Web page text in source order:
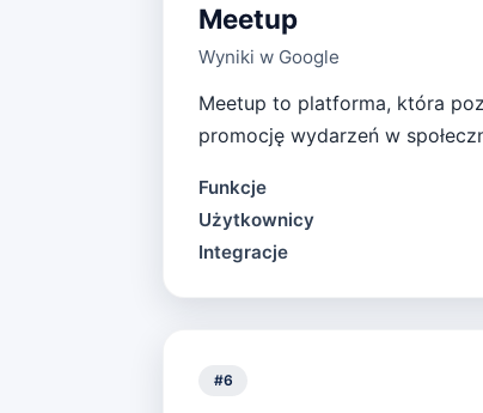
Meetup
Wyniki w Google
Meetup to platforma, która
promocję wydarzeń w
Funkcje
Użytkownicy
Integracje
#6